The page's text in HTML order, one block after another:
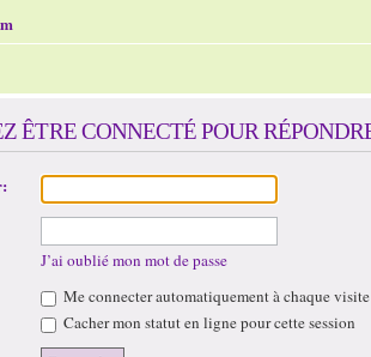
ÊTRE CONNECTÉ POUR
J’ai oublié mon mot de passe
Me connecter automatiquement à chaque visite
Cacher mon statut en ligne pour cette session